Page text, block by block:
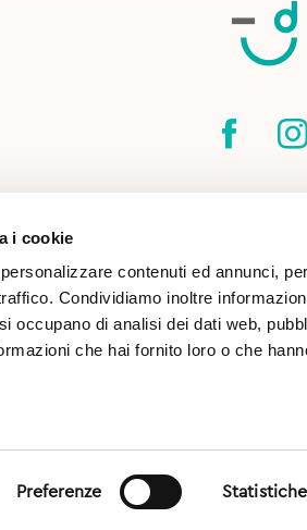
i cookie
contenuti ed annunci,
Condividiamo inoltre
occupano di analisi dei dati web,
che hai fornito loro o che
Preferenze Statistiche
| CF & P.IVA 02813260227 |